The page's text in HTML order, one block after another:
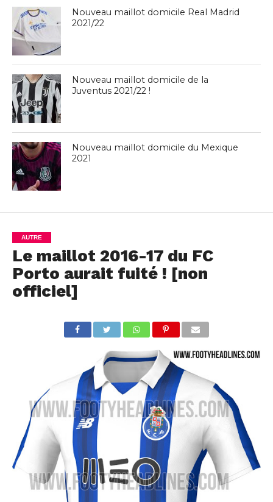
Nouveau maillot domicile Real Madrid
2021/22
Nouveau maillot domicile de la
Juventus 2021/22 !
Nouveau maillot domicile du Mexique
2021
AUTRE
Le maillot 2016-17 du FC
Porto aurait fuité ! [non
officiel]